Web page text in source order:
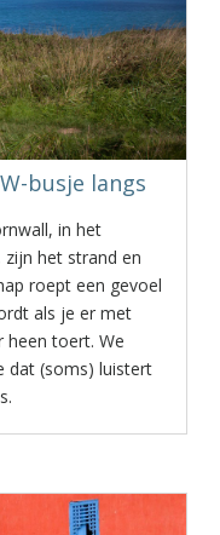
busje langs
in het
zijn het strand en
roept een gevoel
als je er met
heen toert. We
dat (soms) luistert